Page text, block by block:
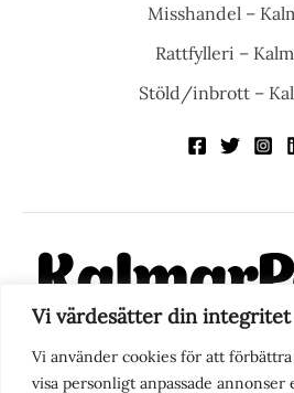
Vi värdesätter din integritet
Vi använder cookies för att
visa personligt anpassade
Misshandel –
Rattfylleri –
Stöld/inbrott –
KalmarPosten är en modern
fokus på Kalmarregionen, men
perspektivet, vill vi vara din